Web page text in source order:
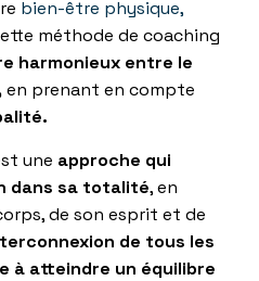
bien-être physique,
méthode de coaching
harmonieux entre le
en prenant en compte
une approche qui
dans sa totalité, en
de son esprit et de
de tous les
à atteindre un équilibre